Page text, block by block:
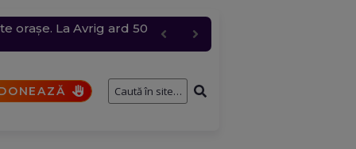
orașe. La Avrig ard 50
întâmplă cu cererile și
pentru „Anna”
de până la 4